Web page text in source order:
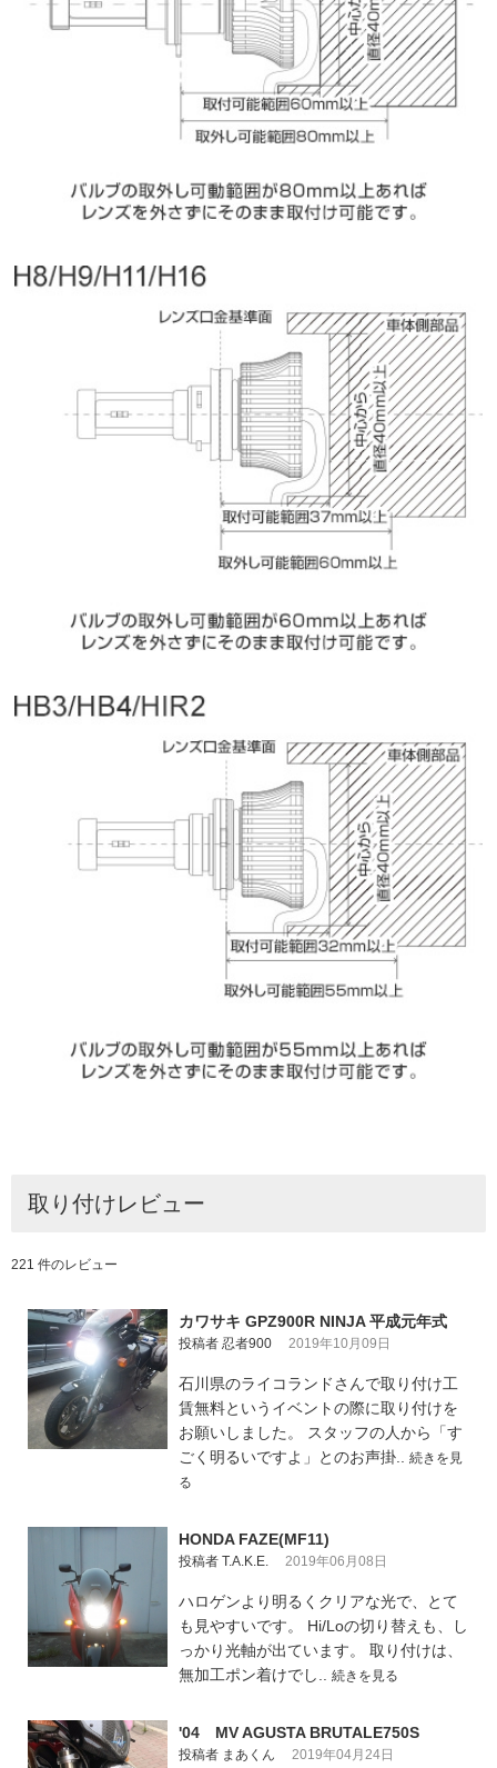
取り付けレビュー
221 件のレビュー
カワサキ GPZ900R NINJA 平成元年式
投稿者 忍者900 2019年10月09日
石川県のライコランドさんで取り付け工
賃無料というイベントの際に取り付けを
お願いしました。 スタッフの人から「す
ごく明るいですよ」とのお声掛.. 続きを見
る
HONDA FAZE(MF11)
投稿者 T.A.K.E. 2019年06月08日
ハロゲンより明るくクリアな光で、とて
も見やすいです。 Hi/Loの切り替えも、し
っかり光軸が出ています。 取り付けは、
無加工ポン着けでし.. 続きを見る
'04 MV AGUSTA BRUTALE750S
投稿者 まあくん 2019年04月24日